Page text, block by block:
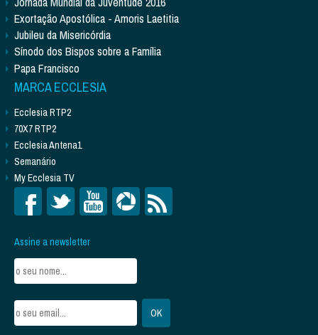
Exortação Apostólica - Amoris Laetitia
Jubileu da Misericórdia
Sínodo dos Bispos sobre a Família
Papa Francisco
MARCA ECCLESIA
Ecclesia RTP2
70X7 RTP2
Ecclesia Antena1
Semanário
My Ecclesia TV
Assine a newsletter